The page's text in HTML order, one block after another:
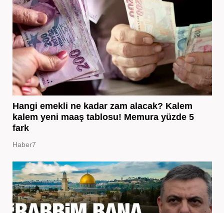
Hangi emekli ne kadar zam alacak? Kalem
kalem yeni maaş tablosu! Memura yüzde 5
fark
Haber7